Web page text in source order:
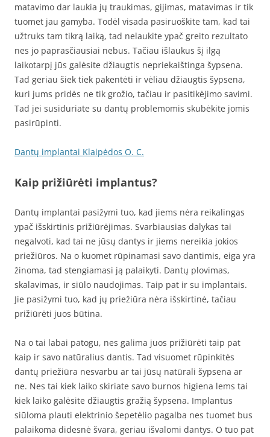
matavimo dar laukia jų traukimas, gijimas, matavimas ir tik
tuomet jau gamyba. Todėl visada pasiruoškite tam, kad tai
užtruks tam tikrą laiką, tad nelaukite ypač greito rezultato
nes jo paprasčiausiai nebus. Tačiau išlaukus šį ilgą
laikotarpį jūs galėsite džiaugtis nepriekaištinga šypsena.
Tad geriau šiek tiek pakentėti ir vėliau džiaugtis šypsena,
kuri jums pridės ne tik grožio, tačiau ir pasitikėjimo savimi.
Tad jei susiduriate su dantų problemomis skubėkite jomis
pasirūpinti.
Dantų implantai Klaipėdos O. C.
Kaip prižiūrėti implantus?
Dantų implantai pasižymi tuo, kad jiems nėra reikalingas
ypač išskirtinis prižiūrėjimas. Svarbiausias dalykas tai
negalvoti, kad tai ne jūsų dantys ir jiems nereikia jokios
priežiūros. Na o kuomet rūpinamasi savo dantimis, eiga yra
žinoma, tad stengiamasi ją palaikyti. Dantų plovimas,
skalavimas, ir siūlo naudojimas. Taip pat ir su implantais.
Jie pasižymi tuo, kad jų priežiūra nėra išskirtinė, tačiau
prižiūrėti juos būtina.
Na o tai labai patogu, nes galima juos prižiūrėti taip pat
kaip ir savo natūralius dantis. Tad visuomet rūpinkitės
dantų priežiūra nesvarbu ar tai jūsų natūrali šypsena ar
ne. Nes tai kiek laiko skiriate savo burnos higiena lems tai
kiek laiko galėsite džiaugtis gražią šypsena. Implantus
siūloma plauti elektrinio šepetėlio pagalba nes tuomet bus
palaikoma didesnė švara, geriau išvalomi dantys. O tuo pat